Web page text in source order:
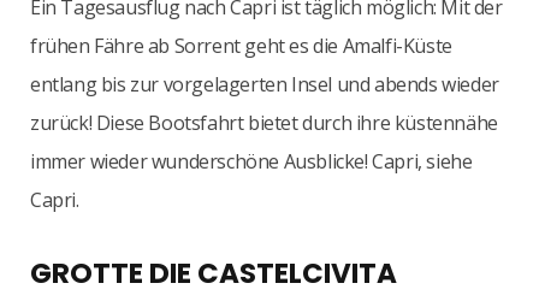
Ein Tagesausflug nach Capri ist täglich möglich: Mit der
frühen Fähre ab Sorrent geht es die Amalfi-Küste
entlang bis zur vorgelagerten Insel und abends wieder
zurück! Diese Bootsfahrt bietet durch ihre küstennähe
immer wieder wunderschöne Ausblicke! Capri, siehe
Capri.
GROTTE DIE CASTELCIVITA